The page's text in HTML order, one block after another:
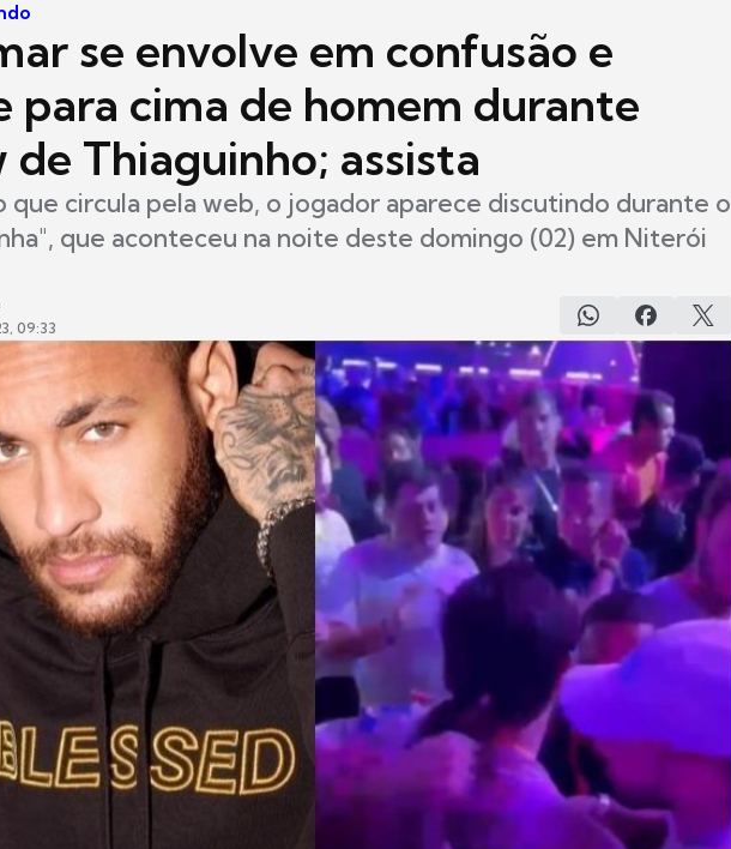
se envolve em confusão e
para cima de homem durante
de Thiaguinho; assista
que circula pela web, o jogador aparece discutindo durante o
que aconteceu na noite deste domingo (02) em Niterói
09:33